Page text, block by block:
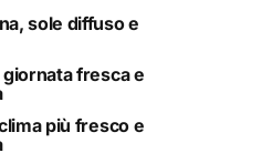
sole diffuso e
fresca e
più fresco e